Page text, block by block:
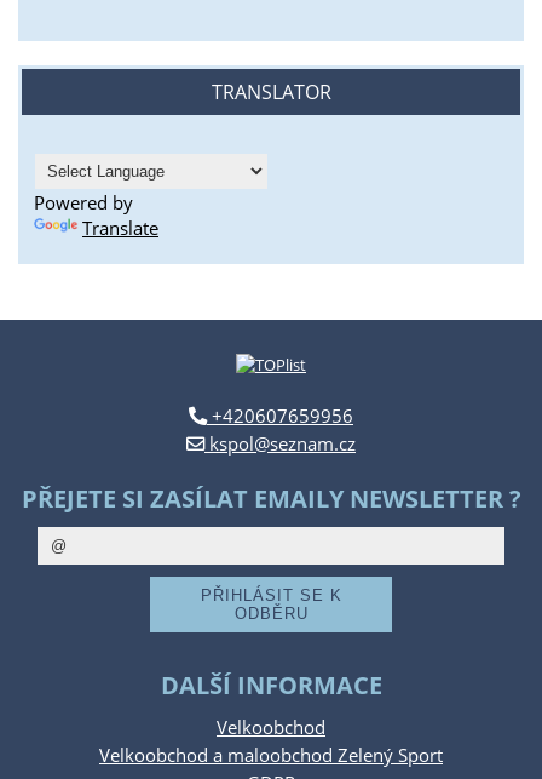
TRANSLATOR
Powered by
Translate
+420607659956
kspol@seznam.cz
PŘEJETE SI ZASÍLAT EMAILY NEWSLETTER ?
DALŠÍ INFORMACE
Velkoobchod
Velkoobchod a maloobchod Zelený Sport